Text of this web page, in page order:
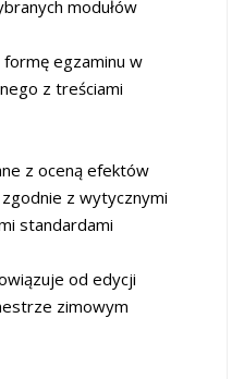
modułów
egzaminu w
z treściami
z oceną efektów
z wytycznymi
standardami
od edycji
zimowym